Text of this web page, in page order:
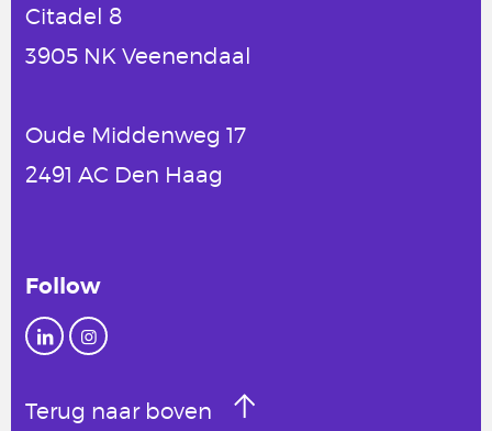
Citadel 8
3905 NK Veenendaal
Oude Middenweg 17
2491 AC Den Haag
Follow
Terug naar boven